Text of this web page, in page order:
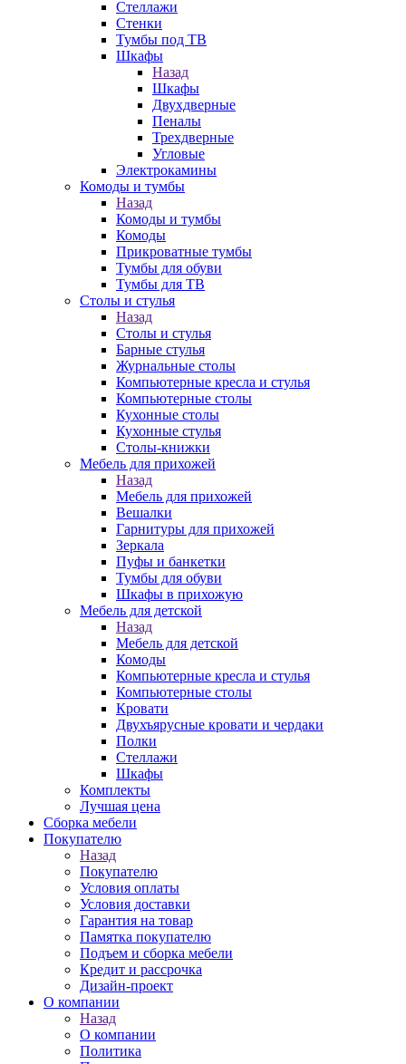
Стеллажи
Стенки
Тумбы под ТВ
Шкафы
Назад
Шкафы
Двухдверные
Пеналы
Трехдверные
Угловые
Электрокамины
Комоды и тумбы
Назад
Комоды и тумбы
Комоды
Прикроватные тумбы
Тумбы для обуви
Тумбы для ТВ
Столы и стулья
Назад
Столы и стулья
Барные стулья
Журнальные столы
Компьютерные кресла и стулья
Компьютерные столы
Кухонные столы
Кухонные стулья
Столы-книжки
Мебель для прихожей
Назад
Мебель для прихожей
Вешалки
Гарнитуры для прихожей
Зеркала
Пуфы и банкетки
Тумбы для обуви
Шкафы в прихожую
Мебель для детской
Назад
Мебель для детской
Комоды
Компьютерные кресла и стулья
Компьютерные столы
Кровати
Двухъярусные кровати и чердаки
Полки
Стеллажи
Шкафы
Комплекты
Лучшая цена
Сборка мебели
Покупателю
Назад
Покупателю
Условия оплаты
Условия доставки
Гарантия на товар
Памятка покупателю
Подъем и сборка мебели
Кредит и рассрочка
Дизайн-проект
О компании
Назад
О компании
Политика